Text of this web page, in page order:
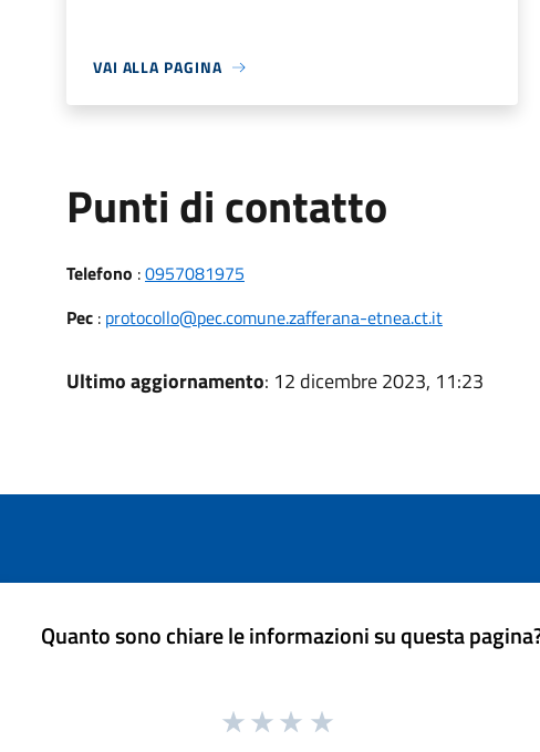
VAI ALLA PAGINA
Punti di contatto
Telefono :0957081975
Pec: protocollo@pec.comune.zafferana-etnea.ct.it
Ultimo aggiornamento: 12 dicembre 2023, 11:23
Quanto sono chiare le informazioni su questa